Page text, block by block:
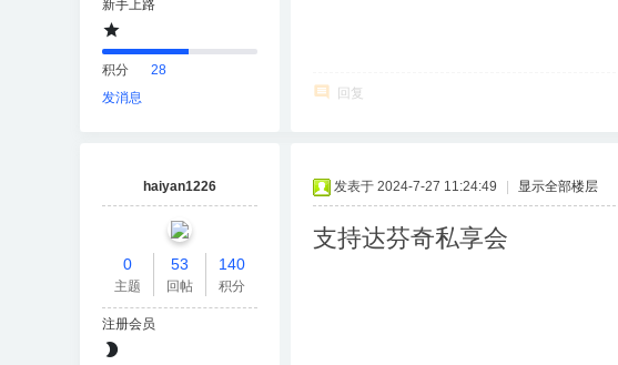
新手上路
积分
28
发消息
回复
haiyan1226
0
主题
53
回帖
140
积分
注册会员
发表于 2024-7-27 11:24:49 显示全部楼层
支持达芬奇私享会